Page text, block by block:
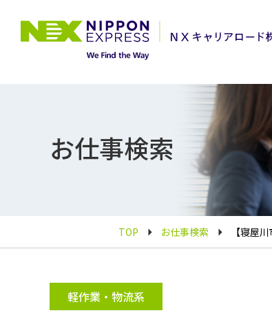
お仕事検索
TOP お仕事検索 【寝屋
軽作業・物流系